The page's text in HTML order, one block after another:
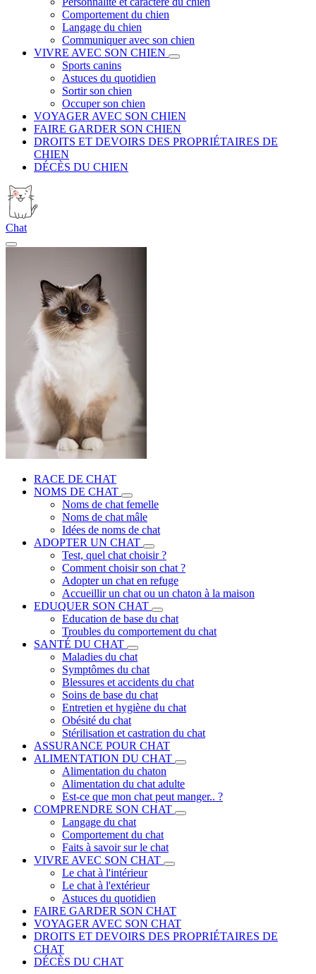
Comportement du chien
Langage du chien
Communiquer avec son chien
VIVRE AVEC SON CHIEN
Sports canins
Astuces du quotidien
Sortir son chien
Occuper son chien
VOYAGER AVEC SON CHIEN
FAIRE GARDER SON CHIEN
DROITS ET DEVOIRS DES PROPRIÉTAIRES DE
CHIEN
DÉCÈS DU CHIEN
Chat
RACE DE CHAT
NOMS DE CHAT
Noms de chat femelle
Noms de chat mâle
Idées de noms de chat
ADOPTER UN CHAT
Test, quel chat choisir ?
Comment choisir son chat ?
Adopter un chat en refuge
Accueillir un chat ou un chaton à la maison
EDUQUER SON CHAT
Education de base du chat
Troubles du comportement du chat
SANTÉ DU CHAT
Maladies du chat
Symptômes du chat
Blessures et accidents du chat
Soins de base du chat
Entretien et hygiène du chat
Obésité du chat
Stérilisation et castration du chat
ASSURANCE POUR CHAT
ALIMENTATION DU CHAT
Alimentation du chaton
Alimentation du chat adulte
Est-ce que mon chat peut manger.. ?
COMPRENDRE SON CHAT
Langage du chat
Comportement du chat
Faits à savoir sur le chat
VIVRE AVEC SON CHAT
Le chat à l'intérieur
Le chat à l'extérieur
Astuces du quotidien
FAIRE GARDER SON CHAT
VOYAGER AVEC SON CHAT
DROITS ET DEVOIRS DES PROPRIÉTAIRES DE
CHAT
DÉCÈS DU CHAT